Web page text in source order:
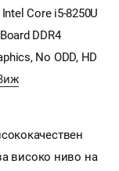
Core i5-8250U
DDR4
No ODD, HD
високо ниво на